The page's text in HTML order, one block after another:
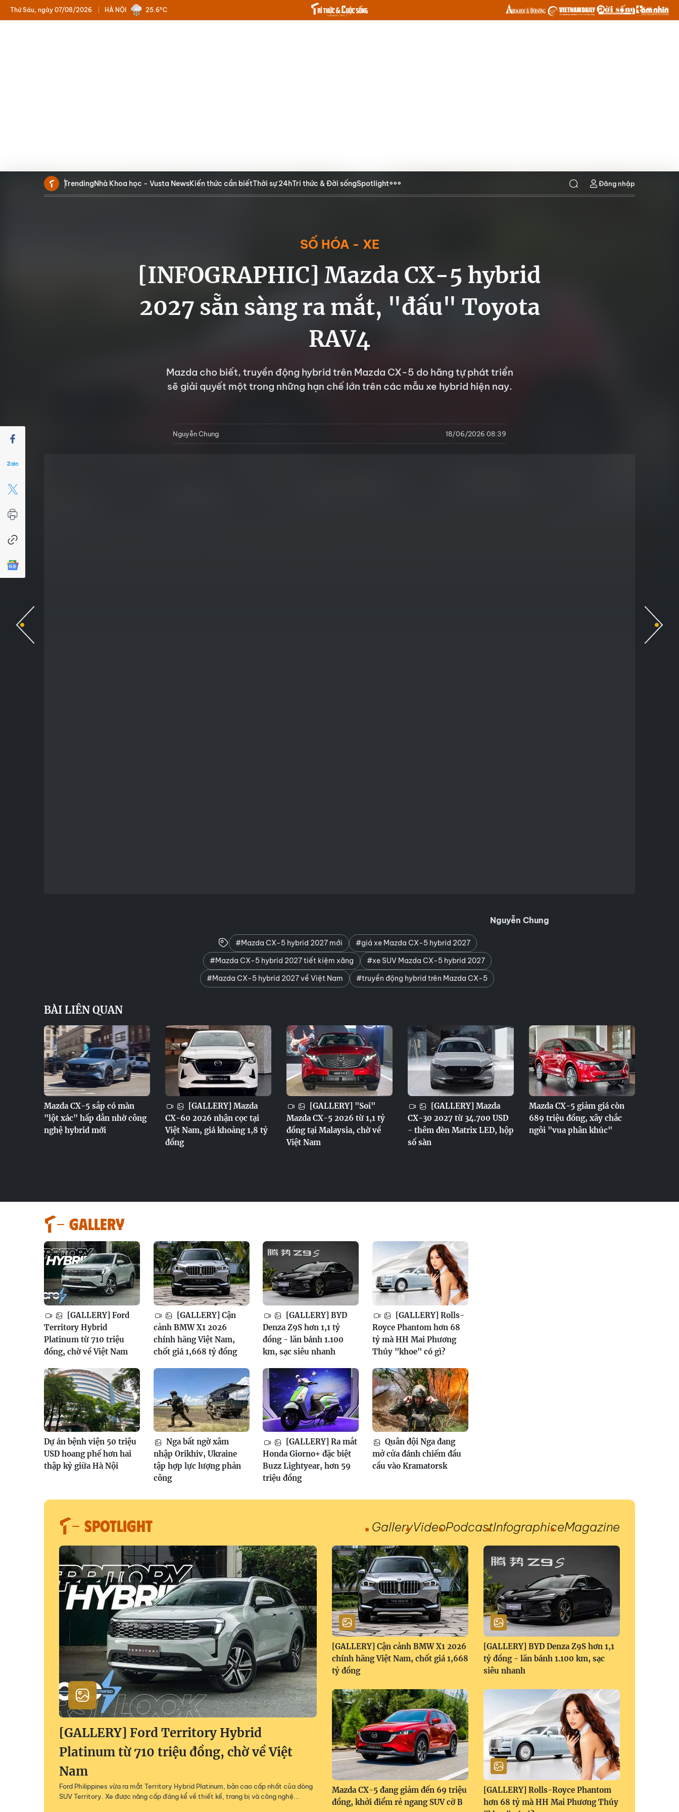
HÀ NỘI
Thứ Sáu, ngày 07/08/2026 25.6°C
TrendingNhà Khoa học - Vusta NewsKiến thức cần biếtThời sự 24hTri thức & Đời sốngSpotlight Đăng nhập
SỐ HÓA - XE
[INFOGRAPHIC] Mazda CX-5 hybrid
2027 sẵn sàng ra mắt, "đấu" Toyota
RAV4
Mazda cho biết, truyền động hybrid trên Mazda CX-5 do hãng tự phát triển
sẽ giải quyết một trong những hạn chế lớn trên các mẫu xe hybrid hiện nay.
Nguyễn Chung 18/06/2026 08:39
Nguyễn Chung
#Mazda CX-5 hybrid 2027 mới
#giá xe Mazda CX-5 hybrid 2027
#Mazda CX-5 hybrid 2027 tiết kiệm xăng
#xe SUV Mazda CX-5 hybrid 2027
#Mazda CX-5 hybrid 2027 về Việt Nam
#truyền động hybrid trên Mazda CX-5
BÀI LIÊN QUAN
Mazda CX-5 sắp có màn
"lột xác" hấp dẫn nhờ công
nghệ hybrid mới
[GALLERY] Mazda
CX-60 2026 nhận cọc tại
Việt Nam, giá khoảng 1,8 tỷ
đồng
[GALLERY] "Soi"
Mazda CX-5 2026 từ 1,1 tỷ
đồng tại Malaysia, chờ về
Việt Nam
[GALLERY] Mazda
CX-30 2027 từ 34.700 USD
- thêm đèn Matrix LED, hộp
số sàn
Mazda CX-5 giảm giá còn
689 triệu đồng, xây chắc
ngôi "vua phân khúc"
GALLERY
[GALLERY] Ford
Territory Hybrid
Platinum từ 710 triệu
đồng, chờ về Việt Nam
[GALLERY] Cận
cảnh BMW X1 2026
chính hãng Việt Nam,
chốt giá 1,668 tỷ đồng
[GALLERY] BYD
Denza Z9S hơn 1,1 tỷ
đồng - lăn bánh 1.100
km, sạc siêu nhanh
[GALLERY] Rolls-
Royce Phantom hơn 68
tỷ mà HH Mai Phương
Thúy "khoe" có gì?
Dự án bệnh viện 50 triệu
USD hoang phế hơn hai
thập kỷ giữa Hà Nội
Nga bất ngờ xâm
nhập Orikhiv, Ukraine
tập hợp lực lượng phản
công
[GALLERY] Ra mắt
Honda Giorno+ đặc biệt
Buzz Lightyear, hơn 59
triệu đồng
Quân đội Nga đang
mở cửa đánh chiếm đầu
cầu vào Kramatorsk
SPOTLIGHT GalleryVideoPodcastInfographiceMagazine
[GALLERY] Ford Territory Hybrid
Platinum từ 710 triệu đồng, chờ về Việt
Nam
Ford Philippines vừa ra mắt Territory Hybrid Platinum, bản cao cấp nhất của dòng
SUV Territory. Xe được nâng cấp đáng kể về thiết kế, trang bị và công nghệ...
[GALLERY] Cận cảnh BMW X1 2026
chính hãng Việt Nam, chốt giá 1,668
tỷ đồng
[GALLERY] BYD Denza Z9S hơn 1,1
tỷ đồng - lăn bánh 1.100 km, sạc
siêu nhanh
Mazda CX-5 đang giảm đến 69 triệu
đồng, khởi điểm rẻ ngang SUV cỡ B
[GALLERY] Rolls-Royce Phantom
hơn 68 tỷ mà HH Mai Phương Thúy